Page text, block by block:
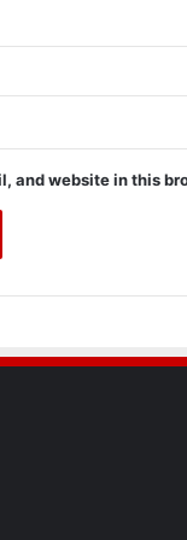
and website in this